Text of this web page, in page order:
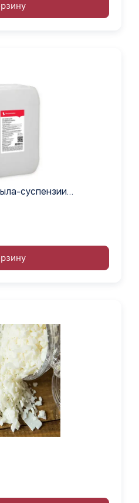
суспензии